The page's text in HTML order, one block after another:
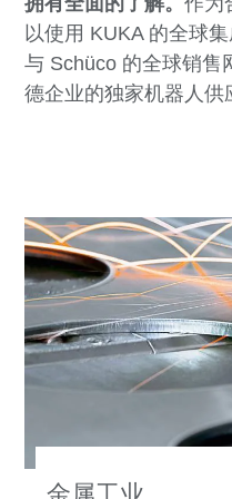
以使用 KUKA 的全球
与 Schüco 的全球销售
德企业的独家机器人供